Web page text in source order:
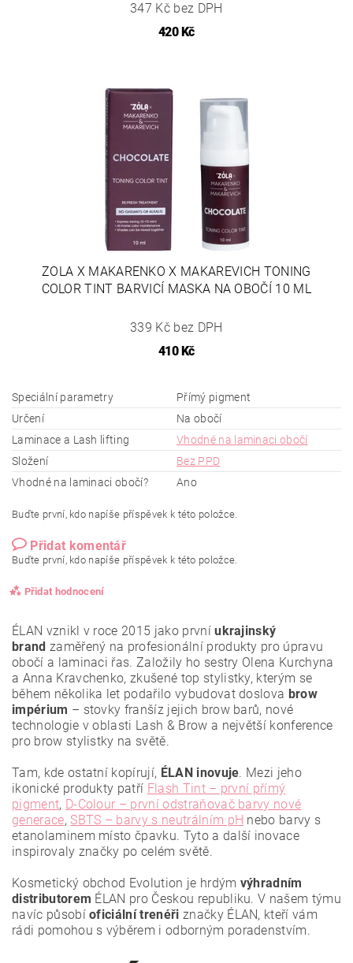
347 Kč bez DPH
420 Kč
ZOLA X MAKARENKO X MAKAREVICH TONING
COLOR TINT BARVICÍ MASKA NA OBOČÍ 10 ML
339 Kč bez DPH
410 Kč
Speciální parametry
Přímý pigment
Určení
Na obočí
Laminace a Lash lifting
Vhodné na laminaci obočí
Složení
Bez PPD
Vhodné na laminaci obočí?
Ano
Buďte první, kdo napíše příspěvek k této položce.
Přidat komentář
Buďte první, kdo napíše příspěvek k této položce.
Přidat hodnocení
Vložením hodnocení souhlasíte sezásadami ochrany
osobních údajů.
ÉLAN vznikl v roce 2015 jako prvníukrajinský
brand zaměřený na profesionální produkty pro úpravu
obočí a laminaci řas. Založily ho sestry Olena Kurchyna
a Anna Kravchenko, zkušené top stylistky, kterým se
během několika let podařilo vybudovat doslova brow
impérium – stovky franšíz jejich brow barů, nové
technologie v oblasti Lash & Brow a největší konference
pro brow stylistky na světě.
Tam, kde ostatní kopírují, ÉLAN inovuje. Mezi jeho
ikonické produkty patří Flash Tint – první přímý
pigment, D-Colour – první odstraňovač barvy nové
generace, SBTS – barvy s neutrálním pH nebo barvy s
etanolaminem místo čpavku. Tyto a další inovace
inspirovaly značky po celém světě.
Kosmetický obchod Evolution je hrdým výhradním
distributorem ÉLAN pro Českou republiku. V našem týmu
navíc působíoficiální trenéři značky ÉLAN, kteří vám
rádi pomohou s výběrem i odborným poradenstvím.